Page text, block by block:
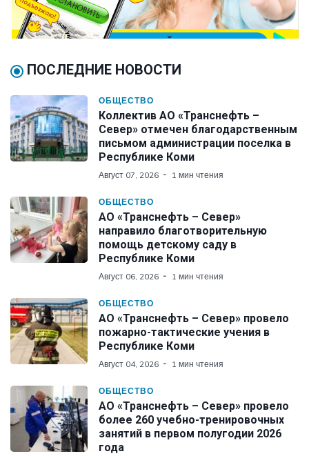
ПОСЛЕДНИЕ НОВОСТИ
ОБЩЕСТВО
Коллектив АО «Транснефть –
Север» отмечен благодарственным
письмом администрации поселка в
Республике Коми
Август 07, 2026 1 мин чтения
ОБЩЕСТВО
АО «Транснефть – Север»
направило благотворительную
помощь детскому саду в
Республике Коми
Август 06, 2026 1 мин чтения
ОБЩЕСТВО
АО «Транснефть – Север» провело
пожарно-тактические учения в
Республике Коми
Август 04, 2026 1 мин чтения
ОБЩЕСТВО
АО «Транснефть – Север» провело
более 260 учебно-тренировочных
занятий в первом полугодии 2026
года